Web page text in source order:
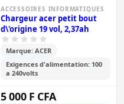
ACCESSOIRES INFORMATIQUES
Chargeur acer petit bout
d\'origine 19 vol, 2,37ah
Marque: ACER
Exigences d'alimentation: 100
a 240volts
5 000 F CFA